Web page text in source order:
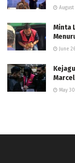
August
Minta
June
May